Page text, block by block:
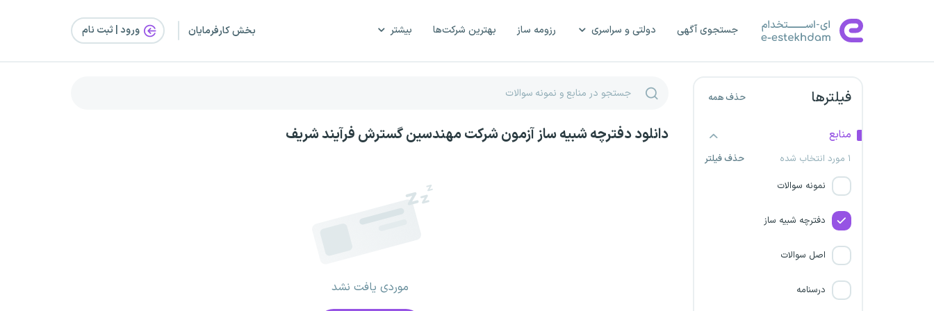
جستجوی آگهی دولتی و سراسری رزومه ساز بهترین شرکت‌ها بیشتر بخش کارفرمایان ورود | ثبت‌ نام
فیلترها حذف همه
منابع
۱ مورد انتخاب شده
حذف فیلتر
نمونه سوالات
دفترچه شبیه ساز
اصل سوالات
درسنامه
جانجا
بانک پاسارگاد
بانک توسعه صادرات
مادر تخصصی عمران شهرهای
جدید
دانلود دفترچه شبیه ساز آزمون شرکت مهندسین گسترش فرآیند شریف
موردی یافت نشد